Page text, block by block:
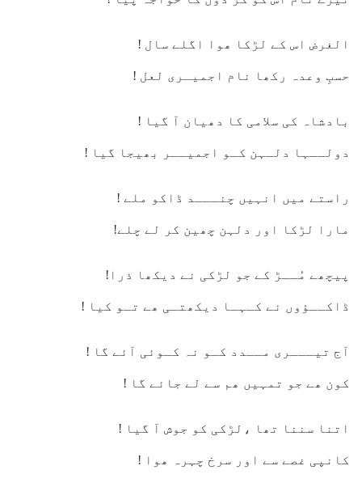
الغرض اس کے لڑکا ھوا اگلے سال !
حسبِ وعدہ رکھا نام اجمیـری لعل !
بادشاہ کی سلامی کا دھیان آ گیا !
دولــہا دلـہن کـو اجمیــر بھیجا گیا !
راستے میں انہیں چنـــد ڈاکو ملے !
مارا لڑکا اور دلہن چھین کر لے چلے!
پیچھے مُــڑ کے جو لڑکی نے دیکھا ذرا!
ڈاکــؤوں نے کـہـا دیکھتـی ھے تـو کیا !
آج تیـــری مــدد کـو نہ کـوئی آئے گا !
کون ھے جو تمہیں ھم سے لے جائے گا !
اتنا سننا تھا ،لڑکی کو جوش آ گیا !
کانپی غصے سے اور سرخ چہرہ ھوا !